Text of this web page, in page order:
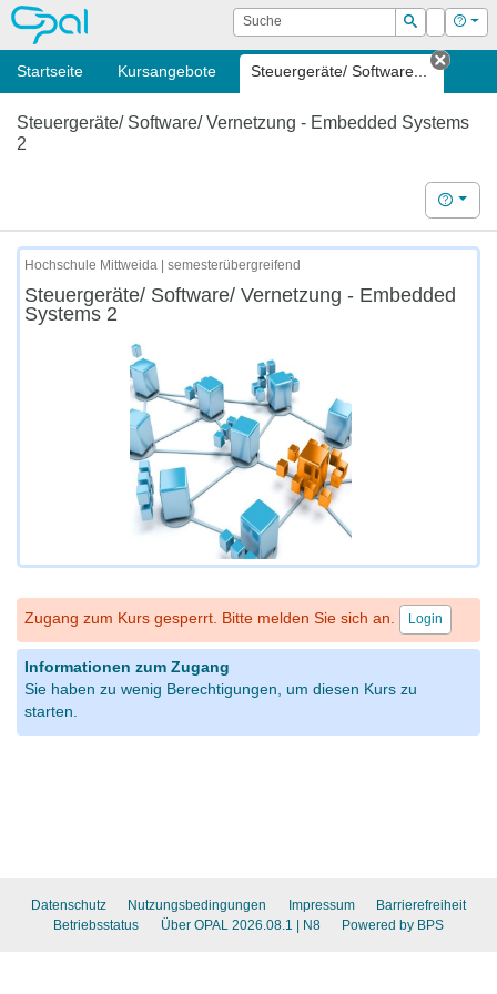
OPAL Suche
Suchen
Login Hilfe
Startseite Kursangebote Steuergeräte/ Software...
Tab
Steuergeräte/ Software/ Vernetzung - Embedded Systems
2
Hilfe
Hochschule Mittweida | semesterübergreifend
Steuergeräte/ Software/ Vernetzung - Embedded
Systems 2
Zugang zum Kurs gesperrt. Bitte melden Sie sich an. Login
Informationen zum Zugang
Sie haben zu wenig Berechtigungen, um diesen Kurs zu
starten.
Datenschutz Nutzungsbedingungen Impressum
Barrierefreiheit
Betriebsstatus
Über OPAL 2026.08.1 | N8 Powered by BPS